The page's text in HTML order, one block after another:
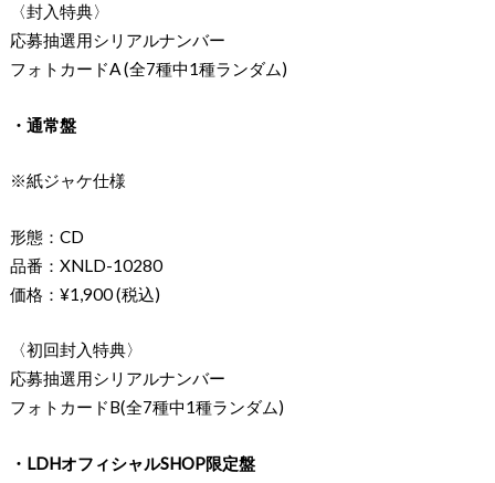
〈封入特典〉
応募抽選用シリアルナンバー
フォトカードA (全7種中1種ランダム)
・通常盤
※紙ジャケ仕様
形態：CD
品番：XNLD-10280
価格：¥1,900 (税込)
〈初回封入特典〉
応募抽選用シリアルナンバー
フォトカードB(全7種中1種ランダム)
・LDHオフィシャルSHOP限定盤